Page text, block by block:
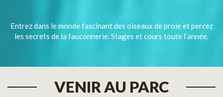
Entrez dans le monde fascinant des oiseaux de proie et percez
les secrets de la fauconnerie. Stages et cours toute l’année.
VENIR AU PARC